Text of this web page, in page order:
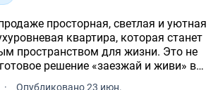
просторная, светлая и уютная
квартира, которая станет
пространством для жизни. Это не
решение «заезжай и живи» в
· Опубликовано 23 июн.